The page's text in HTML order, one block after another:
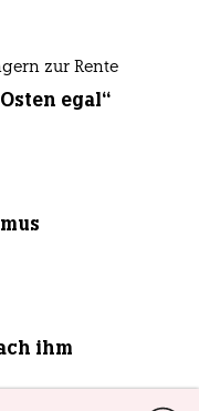
zur Rente
egal“
ihm